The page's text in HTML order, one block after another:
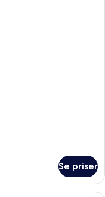
Se priser